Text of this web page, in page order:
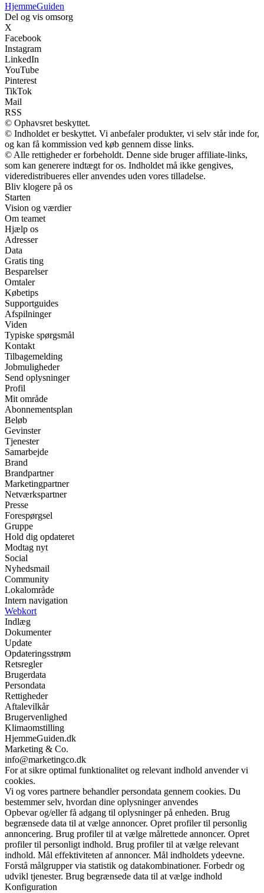
HjemmeGuiden
Del og vis omsorg
X
Facebook
Instagram
LinkedIn
YouTube
Pinterest
TikTok
Mail
RSS
© Ophavsret beskyttet.
© Indholdet er beskyttet. Vi anbefaler produkter, vi selv står inde for,
og kan få kommission ved køb gennem disse links.
© Alle rettigheder er forbeholdt. Denne side bruger affiliate-links,
som kan generere indtægt for os. Indholdet må ikke gengives,
videredistribueres eller anvendes uden vores tilladelse.
Bliv klogere på os
Starten
Vision og værdier
Om teamet
Hjælp os
Adresser
Data
Gratis ting
Besparelser
Omtaler
Købetips
Supportguides
Afspilninger
Viden
Typiske spørgsmål
Kontakt
Tilbagemelding
Jobmuligheder
Send oplysninger
Profil
Mit område
Abonnementsplan
Beløb
Gevinster
Tjenester
Samarbejde
Brand
Brandpartner
Marketingpartner
Netværkspartner
Presse
Forespørgsel
Gruppe
Hold dig opdateret
Modtag nyt
Social
Nyhedsmail
Community
Lokalområde
Intern navigation
Webkort
Indlæg
Dokumenter
Update
Opdateringsstrøm
Retsregler
Brugerdata
Persondata
Rettigheder
Aftalevilkår
Brugervenlighed
Klimaomstilling
HjemmeGuiden.dk
Marketing & Co.
info@marketingco.dk
For at sikre optimal funktionalitet og relevant indhold anvender vi
cookies.
Vi og vores partnere behandler persondata gennem cookies. Du
bestemmer selv, hvordan dine oplysninger anvendes
Opbevar og/eller få adgang til oplysninger på enheden. Brug
begrænsede data til at vælge annoncer. Opret profiler til personlig
annoncering. Brug profiler til at vælge målrettede annoncer. Opret
profiler til personligt indhold. Brug profiler til at vælge relevant
indhold. Mål effektiviteten af annoncer. Mål indholdets ydeevne.
Forstå målgrupper via statistik og datakombinationer. Forbedr og
udvikl tjenester. Brug begrænsede data til at vælge indhold
Konfiguration